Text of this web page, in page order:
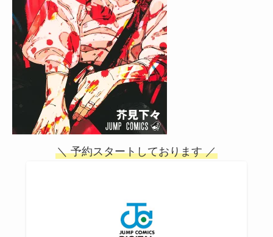
＼ 予約スタートしております ／